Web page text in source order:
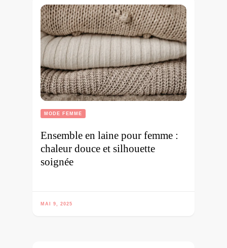
MODE FEMME
Ensemble en laine pour femme :
chaleur douce et silhouette
soignée
MAI 9, 2025